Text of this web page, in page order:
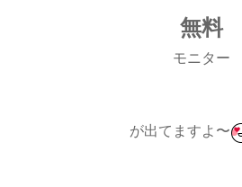
無料
モニター
が出てますよ〜